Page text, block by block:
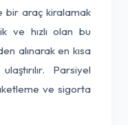
bir araç kiralamak
ve hızlı olan bu
alınarak en kısa
Parsiyel
ve sigorta